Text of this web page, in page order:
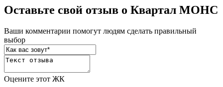
Оставьте свой отзыв о Квартал МОНС
Ваши комментарии помогут людям сделать правильный
выбор
Оцените этот ЖК